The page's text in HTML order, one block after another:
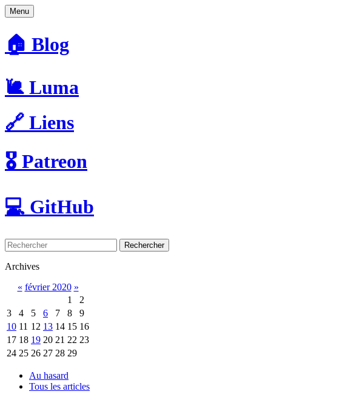
Menu
🏠 Blog
🐌 Luma
🔗 Liens
🎖️ Patreon
💻 GitHub
Rechercher
Archives
« février 2020 »
1
2
3
4 5 6 7 8
9
10 11 12 13 14 15 16
17 18 19 20 21 22 23
24 25 26 27 28 29
Au hasard
Tous les articles